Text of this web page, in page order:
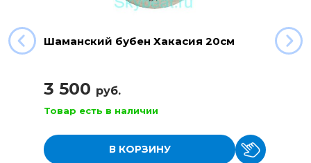
Шаманский бубен Хакасия 20см
3 500 руб.
Товар есть в наличии
В КОРЗИНУ